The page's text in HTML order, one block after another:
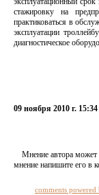
стажировку на
практиковаться в
эксплуатации
диагностическое
09 ноября 2010 г. 15:34
Мнение автора может
мнение напишите его в
comments powered